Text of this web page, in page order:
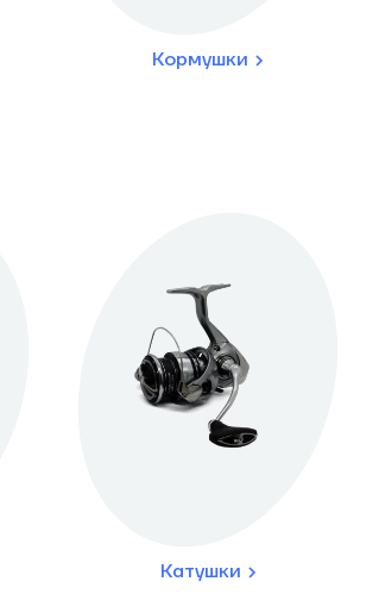
Кормушки
Катушки